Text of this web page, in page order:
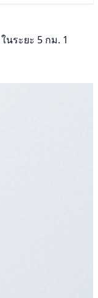
ในระยะ 5 กม. 1